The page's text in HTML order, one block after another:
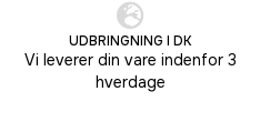
UDBRINGNING I DK
Vi leverer din vare indenfor 3
hverdage